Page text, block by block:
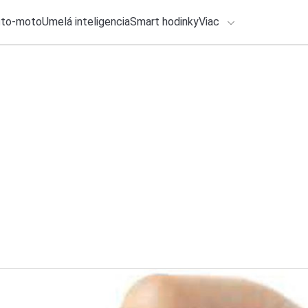
motoUmelá inteligenciaSmart hodinkyViac